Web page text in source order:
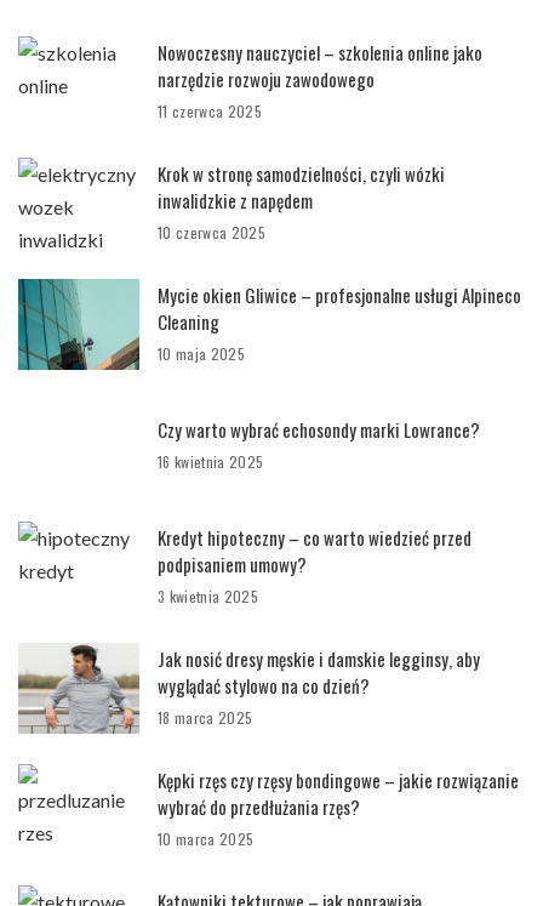
Nowoczesny nauczyciel – szkolenia online jako
narzędzie rozwoju zawodowego
11 czerwca 2025
Krok w stronę samodzielności, czyli wózki
inwalidzkie z napędem
10 czerwca 2025
Mycie okien Gliwice – profesjonalne usługi Alpineco
Cleaning
10 maja 2025
Czy warto wybrać echosondy marki Lowrance?
16 kwietnia 2025
Kredyt hipoteczny – co warto wiedzieć przed
podpisaniem umowy?
3 kwietnia 2025
Jak nosić dresy męskie i damskie legginsy, aby
wyglądać stylowo na co dzień?
18 marca 2025
Kępki rzęs czy rzęsy bondingowe – jakie rozwiązanie
wybrać do przedłużania rzęs?
10 marca 2025